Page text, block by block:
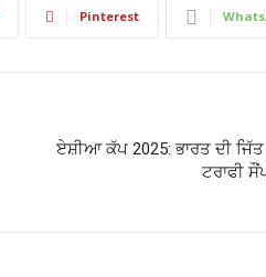
Pinterest
ਏਸ਼ੀਆ ਕੱਪ 2025: ਭਾਰਤ ਦੀ
ਟਰਾਫੀ